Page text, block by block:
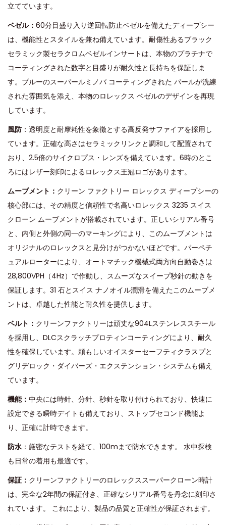
立てています。
ベゼル： 60分目盛り入り逆回転防止ベゼルを備えたディープシー
は、機能性とスタイルを兼ね備えています。耐傷性あるブラック
セラミック製セラクロムベゼルインサートは、本物のプラチナで
コーティングされた数字と目盛りが耐久性と長持ちを保証しま
す。ブルーのスーパールミノバ コーティングされた パールが洗練
された雰囲気を添え、本物のロレックス ベゼルのデザインを再現
しています。
風防 ：透明度と耐摩耗性を象徴とする高反発サファイアを採用し
ています。正確な高さはセラミックリンクと調和して配置されて
おり、2.5倍のサイクロプス・レンズを備えています。6時のとこ
ろにはレザー刻印によるロレックス王冠ロゴがあります。
ムーブメント： クリーン ファクトリー ロレックス ディープシーの
核心部には、その精度と信頼性で名高いロレックス 3235 スイス
クローン ムーブメントが搭載されています。正しいシリアル番号
と、内側と外側の同一のマーキングにより、このムーブメントは
オリジナルのロレックスと見分けがつかないほどです。パーペチ
ュアルローターにより、オートマチック機械式両方向自動巻きは
28,800VPH（4Hz）で作動し、スムーズなスイープ秒針の動きを
保証します。31 石とスイス ナノオイル潤滑を備えたこのムーブメ
ントは、卓越した性能と耐久性を提供します。
ベルト： クリーンファクトリーは頑丈な904Lステンレススチール
を採用し、DLCスクラッチプロティンコーティングにより、耐久
性を確保しています。頼もしいオイスターセーフティクラスプと
グリデロック・ダイバーズ・エクステンション・システムも備え
ています。
機能： 中央には時針、分針、秒針を取り付けられており、快速に
設定できる瞬時デイトも備えており、ストップセコンド機能よ
り、正確に計時できます。
防水：厳密なテストを経て、100mまで防水できます。 水中探検
も日常の着用も最適です。
保証： クリーンファクトリーのロレックススーパークローン時計
は、完全な2年間の保証付き、正確なシリアル番号を丹念に刻印さ
れています。 これにより、製品の品質と正確性が保証されます。